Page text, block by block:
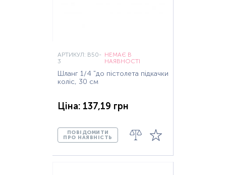
АРТИКУЛ: B50-
3
НЕМАЄ В
НАЯВНОСТІ
Шланг 1/4 "до пістолета підкачки
коліс, 30 см
Ціна: 137,19 грн
ПОВІДОМИТИ
ПРО НАЯВНІСТЬ